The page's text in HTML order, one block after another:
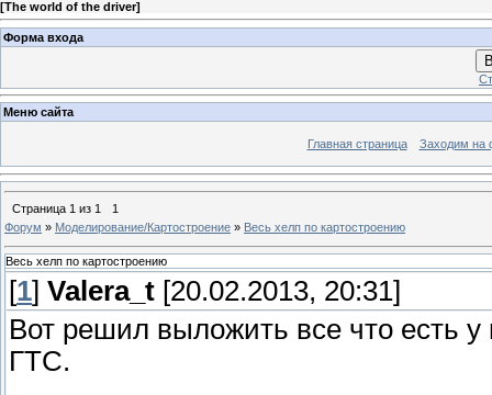
[The world of the driver]
Форма входа
Меню сайта
Главная страница Заходим на
Страница 1 из 1
1
Форум » Моделирование/Картостроение » Весь хелп по картостроению
Весь хелп по картостроению
[1] Valera_t [20.02.2013, 20:31]
Вот решил выложить все что есть у
ГТС.